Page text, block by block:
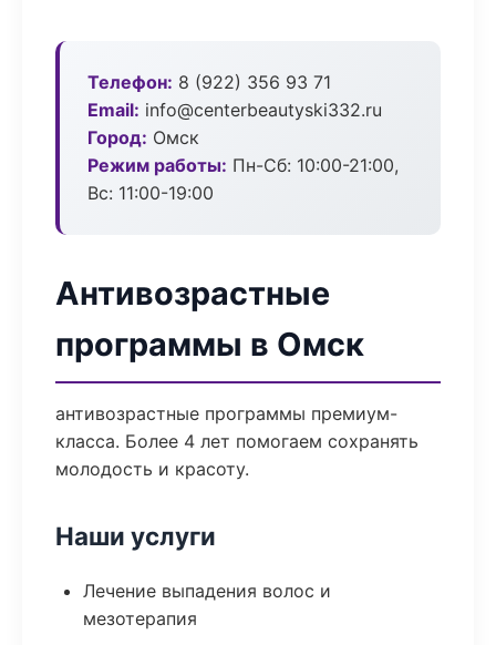
Телефон: 8 (922) 356 93 71
Email: info@centerbeautyski332.ru
Город: Омск
Режим работы: Пн-Сб: 10:00-21:00,
Вс: 11:00-19:00
Антивозрастные
программы в Омск
антивозрастные программы премиум-
класса. Более 4 лет помогаем сохранять
молодость и красоту.
Наши услуги
Лечение выпадения волос и
мезотерапия